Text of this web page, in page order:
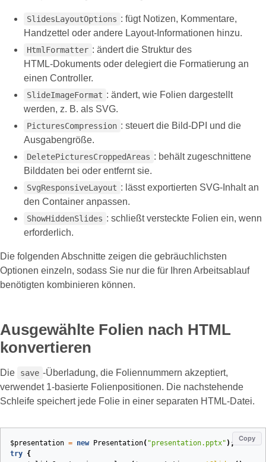
SlidesLayoutOptions : fügt Notizen, Kommentare,
Handzettel oder andere Layout‑Informationen hinzu.
HtmlFormatter : ändert die Struktur des
HTML‑Dokuments oder delegiert die Formatierung an
einen Controller.
SlideImageFormat : ändert, wie Folien dargestellt
werden, z. B. als SVG.
PicturesCompression : steuert die Bild‑DPI und die
Ausgabengröße.
DeletePicturesCroppedAreas : behält zugeschnittene
Bilddaten bei oder entfernt sie.
SvgResponsiveLayout : lässt exportierten SVG‑Inhalt an
den Container anpassen.
ShowHiddenSlides : schließt versteckte Folien ein, wenn
erforderlich.
Die folgenden Abschnitte zeigen die gebräuchlichsten
Optionen einzeln, sodass Sie nur die für Ihren Arbeitsablauf
benötigten kombinieren können.
Ausgewählte Folien nach HTML
konvertieren
Die save ‑Überladung, die Foliennummern akzeptiert,
verwendet 1‑basierte Folienpositionen. Die nachstehende
Schleife speichert jede Folie in einer separaten HTML‑Datei.
Copy
$presentation = new Presentation( "presentation.pptx" );
try {